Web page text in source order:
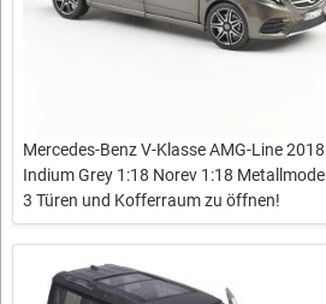
Mercedes-Benz V-Klasse AMG-Line 2018
Indium Grey 1:18 Norev 1:18 Metallmodell
3 Türen und Kofferraum zu öffnen!